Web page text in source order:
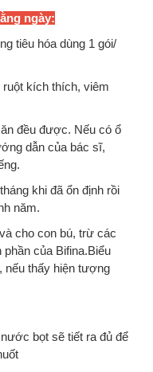
ngày:
tiêu hóa dùng 1 gói/
kích thích, viêm
đều được. Nếu có ổ
dẫn của bác sĩ,
khi đã ổn định rồi
năm.
cho con bú, trừ các
của Bifina.Biểu
nếu thấy hiện tượng
bọt sẽ tiết ra đủ để